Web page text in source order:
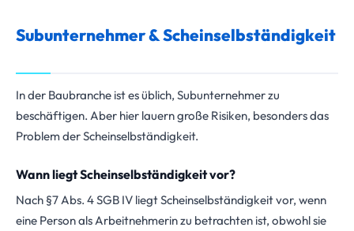
Subunternehmer & Scheinselbständigkeit
In der Baubranche ist es üblich, Subunternehmer zu
beschäftigen. Aber hier lauern große Risiken, besonders das
Problem der Scheinselbständigkeit.
Wann liegt Scheinselbständigkeit vor?
Nach §7 Abs. 4 SGB IV liegt Scheinselbständigkeit vor, wenn
eine Person als Arbeitnehmerin zu betrachten ist, obwohl sie